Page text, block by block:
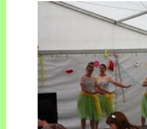
Közérdekű információk
Letölthető nyomtatványok
E-ügyintézés